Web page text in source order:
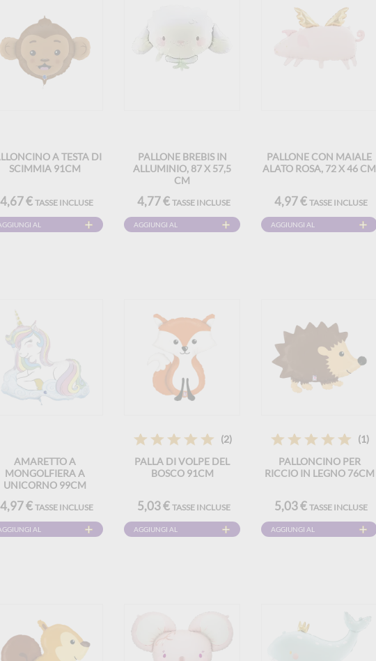
A TESTA DI
SCIMMIA 91CM
4,67 €TASSE INCLUSE
AL
PALLONE BREBIS IN
ALLUMINIO, 87 X 57,5
CM
4,77 €TASSE INCLUSE
AGGIUNGI AL
PALLONE CON MAIALE
ALATO ROSA, 72 X 46 CM
4,97 €TASSE INCLUSE
AGGIUNGI AL
AMARETTO A
MONGOLFIERA A
UNICORNO 99CM
4,97 €TASSE INCLUSE
AL
(2)
PALLA DI VOLPE DEL
BOSCO 91CM
5,03 €TASSE INCLUSE
AGGIUNGI AL
(1)
PALLONCINO PER
RICCIO IN LEGNO 76CM
5,03 €TASSE INCLUSE
AGGIUNGI AL